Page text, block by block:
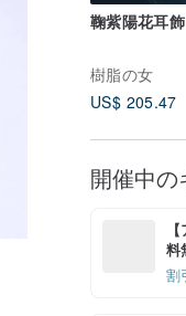
鞠紫陽花耳飾
樹脂の女
US$ 205.47
開催中の
料
割